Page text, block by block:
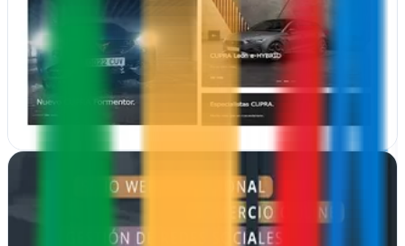
Santa Cruz de Tenerife
Diseño web en Tenerife que crea espacios digitales únicos para
negocios que buscan presencia profesional y memorable online
Ver ficha
Acaao España
Vecindario, Las Palmas